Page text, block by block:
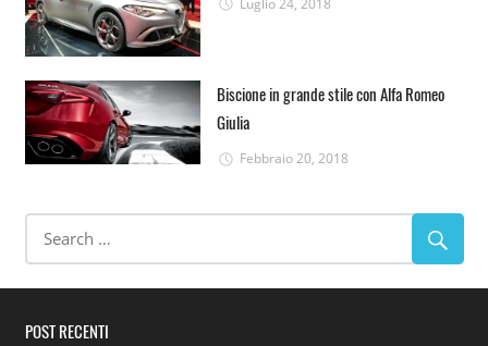
Biscione in grande stile con Alfa Romeo
Giulia
Febbraio 20, 2018
POST RECENTI